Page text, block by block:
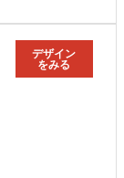
デザイン
をみる